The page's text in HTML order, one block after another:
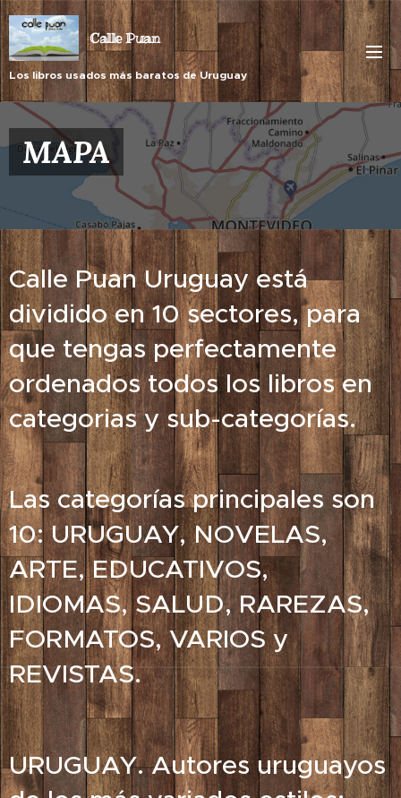
Calle Puan
Los libros usados más baratos de Uruguay
MAPA
Calle Puan Uruguay está
dividido en 10 sectores, para
que tengas perfectamente
ordenados todos los libros en
categorias y sub-categorías.
Las categorías principales son
10: URUGUAY, NOVELAS,
ARTE, EDUCATIVOS,
IDIOMAS, SALUD, RAREZAS,
FORMATOS, VARIOS y
REVISTAS.
URUGUAY. Autores uruguayos